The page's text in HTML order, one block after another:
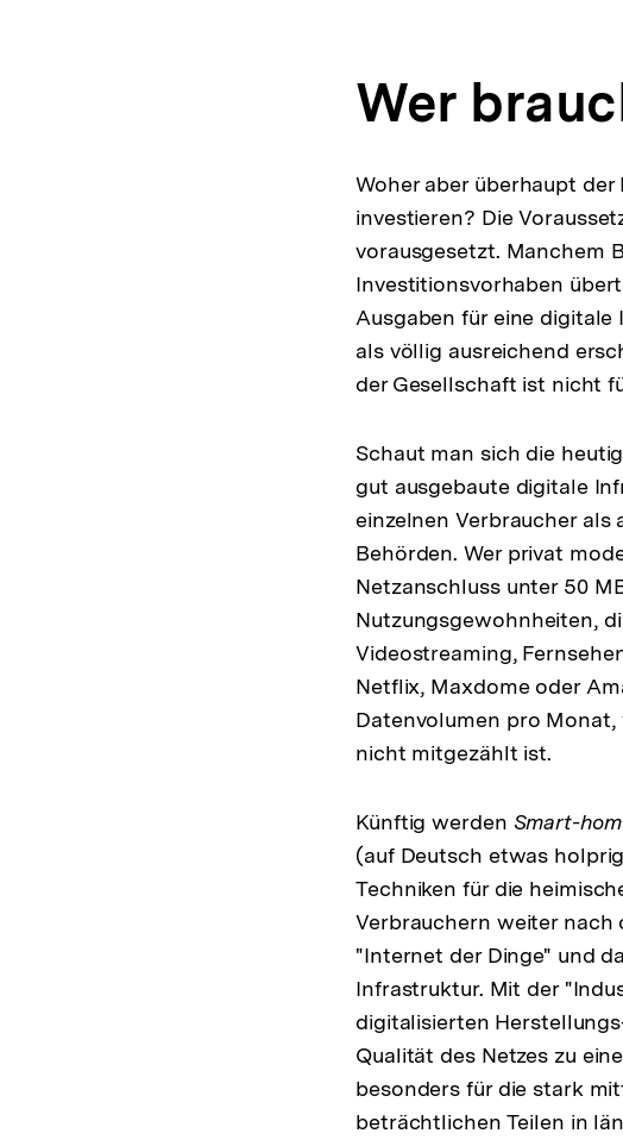
Wer
Woher aber überhaupt
investieren? Die
vorausgesetzt. Manchem
Investitionsvorhaben
Ausgaben für eine
als völlig ausreichend
der Gesellschaft ist nicht
Schaut man sich die
gut ausgebaute digitale
einzelnen Verbraucher
Behörden. Wer privat
Netzanschluss unter 50
Nutzungsgewohnheiten,
Videostreaming,
Netflix, Maxdome oder
Datenvolumen pro
nicht mitgezählt ist.
Künftig werden Smart-
(auf Deutsch etwas
Techniken für die
Verbrauchern weiter
"Internet der Dinge" und
Infrastruktur. Mit der
digitalisierten
Qualität des Netzes zu
besonders für die stark
beträchtlichen Teilen in